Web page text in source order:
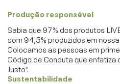
Produção responsável
Sabia que 97% dos produtos
com 94,5% produzidos em
Colocamos as pessoas em
Código de Conduta que enfatiza
Justo".
Sustentabilidade